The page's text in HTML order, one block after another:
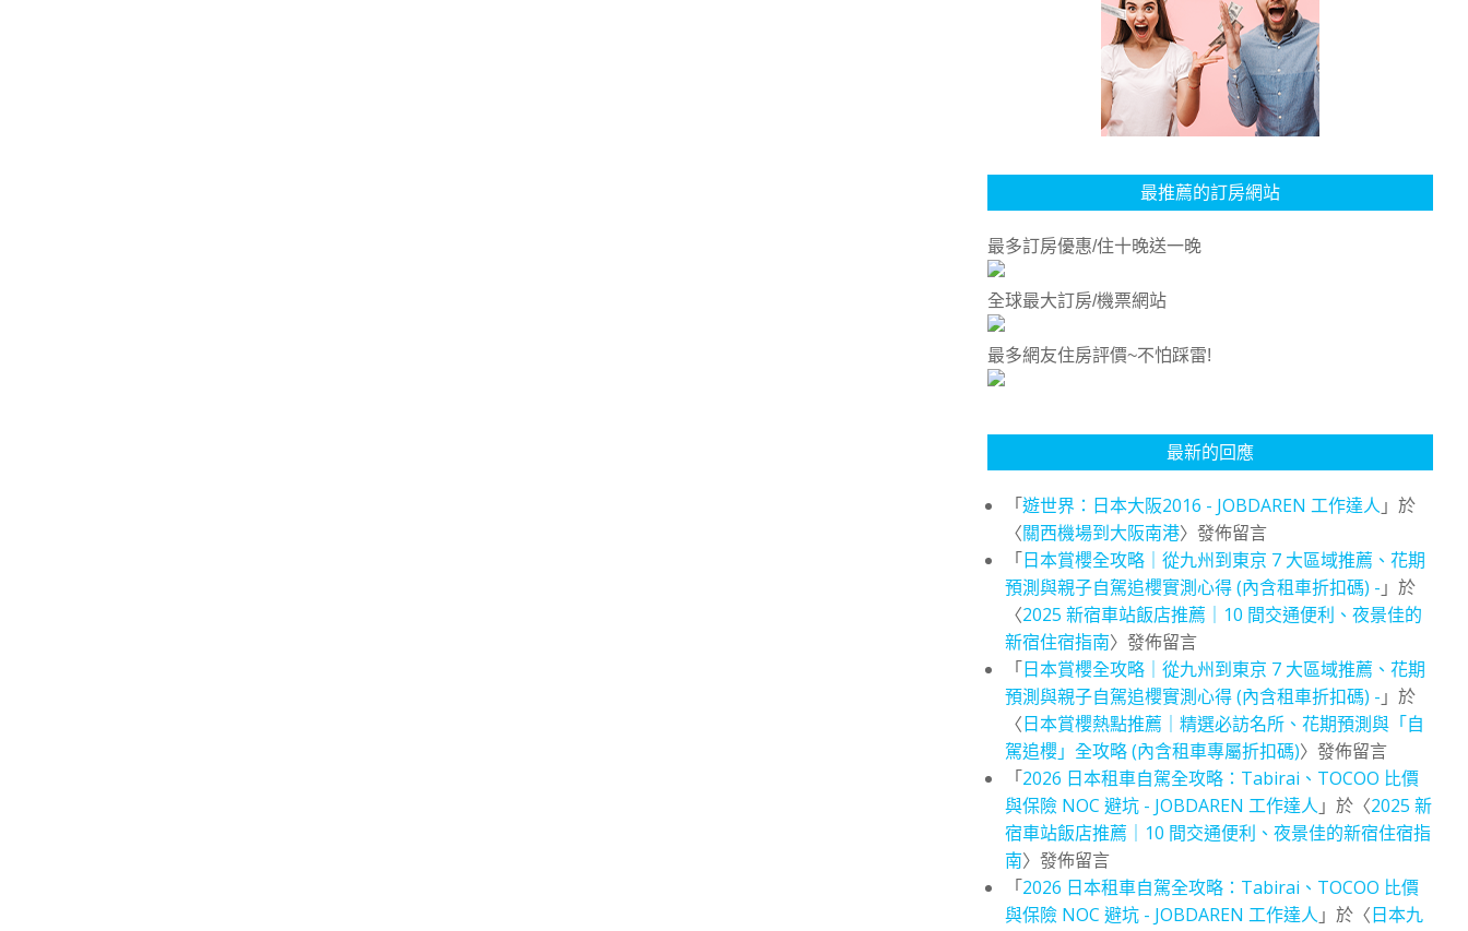
最推薦的訂房網站
最多訂房優惠/住十晚送一晚
全球最大訂房/機票網站
最多網友住房評價~不怕踩雷!
最新的回應
「遊世界：日本大阪2016 - JOBDAREN 工作達人 」於
〈關西機場到大阪南港〉發佈留言
「日本賞櫻全攻略｜從九州到東京 7 大區域推薦、花期
預測與親子自駕追櫻實測心得 (內含租車折扣碼) - 」於
〈2025 新宿車站飯店推薦｜10 間交通便利、夜景佳的
新宿住宿指南〉發佈留言
「日本賞櫻全攻略｜從九州到東京 7 大區域推薦、花期
預測與親子自駕追櫻實測心得 (內含租車折扣碼) - 」於
〈日本賞櫻熱點推薦｜精選必訪名所、花期預測與「自
駕追櫻」全攻略 (內含租車專屬折扣碼)〉發佈留言
「2026 日本租車自駕全攻略：Tabirai、TOCOO 比價
與保險 NOC 避坑 - JOBDAREN 工作達人 」於〈2025 新
宿車站飯店推薦｜10 間交通便利、夜景佳的新宿住宿指
南〉發佈留言
「2026 日本租車自駕全攻略：Tabirai、TOCOO 比價
與保險 NOC 避坑 - JOBDAREN 工作達人 」於〈日本九